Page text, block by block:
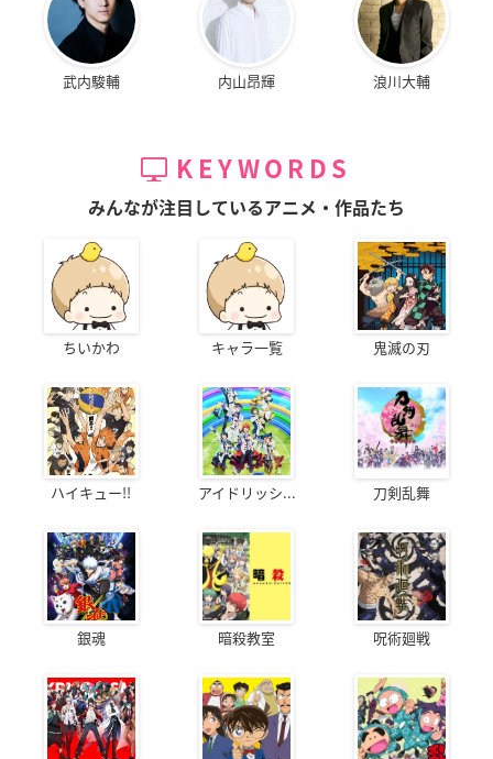
武内駿輔 内山昂輝 浪川大輔
KEYWORDS
みんなが注目しているアニメ・作品たち
ちいかわ キャラ一覧 鬼滅の刃
ハイキュー!! アイドリッシ... 刀剣乱舞
銀魂 暗殺教室 呪術廻戦